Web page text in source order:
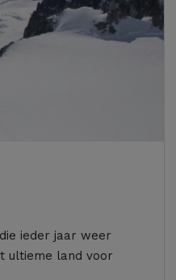
ieder jaar weer
ultieme land voor